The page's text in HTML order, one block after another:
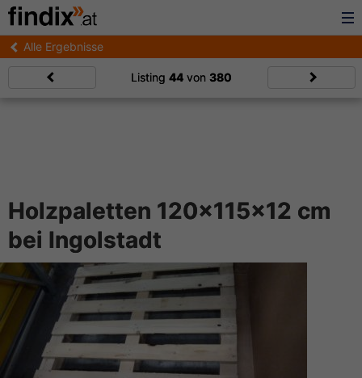
Alle Ergebnisse
Listing 44von 380
Holzpaletten 120x115x12 cm
bei Ingolstadt